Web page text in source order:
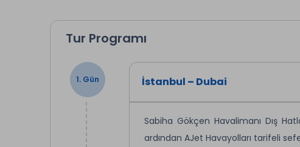
Tur Programı
1. Gün İstanbul – Dubai
Sabiha Gökçen Havalimanı Dış
ardından AJet Havayolları tarifeli